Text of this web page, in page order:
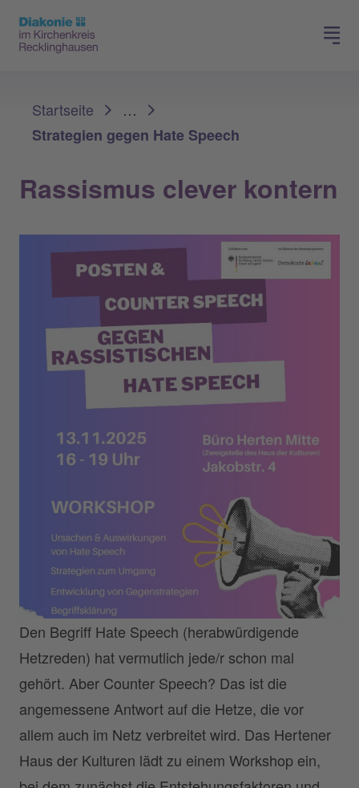
Spenden
Startseite
…
Strategien gegen Hate Speech
Rassismus clever kontern
Den Begriff Hate Speech (herabwürdigende
Hetzreden) hat vermutlich jede/r schon mal
gehört. Aber Counter Speech? Das ist die
angemessene Antwort auf die Hetze, die vor
allem auch im Netz verbreitet wird. Das Hertener
Haus der Kulturen lädt zu einem Workshop ein,